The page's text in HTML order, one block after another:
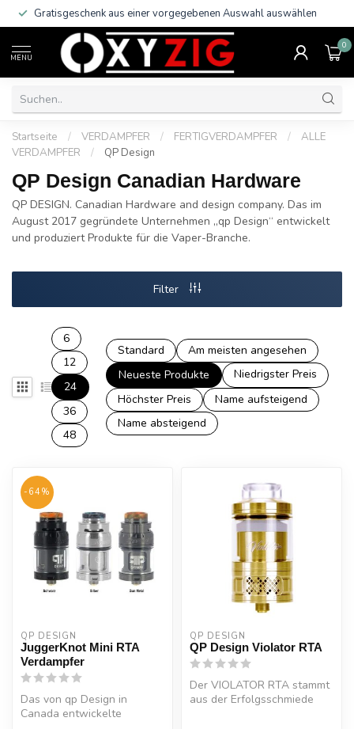
Gratisgeschenk aus einer vorgegebenen Auswahl auswählen
MENU
0
Startseite / VERDAMPFER / FERTIGVERDAMPFER /
ALLE
VERDAMPFER
/ QP Design
QP Design Canadian Hardware
QP DESIGN. Canadian Hardware and design company. Das im
August 2017 gegründete Unternehmen „qp Design“ entwickelt
und produziert Produkte für die Vaper-Branche.
Filter
6
12
24
36
48
Standard
Am meisten angesehen
Neueste Produkte
Niedrigster Preis
Höchster Preis
Name aufsteigend
Name absteigend
-64%
QP DESIGN
JuggerKnot Mini RTA
Verdampfer
Das von qp Design in
Canada entwickelte
QP DESIGN
QP Design Violator RTA
Der VIOLATOR RTA stammt
aus der Erfolgsschmiede